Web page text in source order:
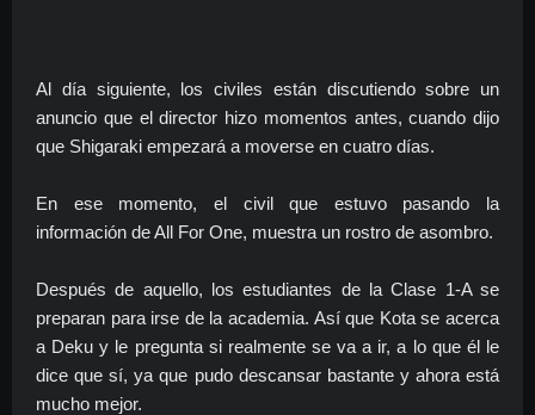
Al día siguiente, los civiles están discutiendo sobre un
anuncio que el director hizo momentos antes, cuando dijo
que Shigaraki empezará a moverse en cuatro días.
En ese momento, el civil que estuvo pasando la
información de All For One, muestra un rostro de asombro.
Después de aquello, los estudiantes de la Clase 1-A se
preparan para irse de la academia. Así que Kota se acerca
a Deku y le pregunta si realmente se va a ir, a lo que él le
dice que sí, ya que pudo descansar bastante y ahora está
mucho mejor.